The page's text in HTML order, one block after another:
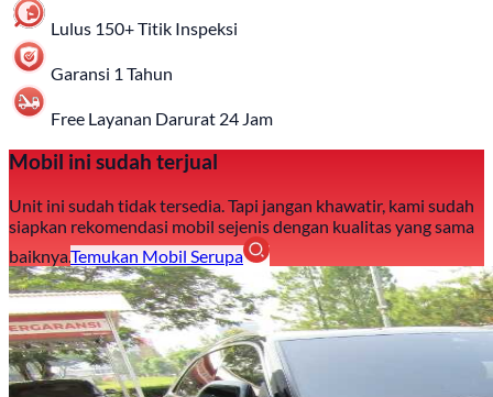
Lulus 150+ Titik Inspeksi
Garansi 1 Tahun
Free Layanan Darurat 24 Jam
Mobil ini sudah terjual
Unit ini sudah tidak tersedia. Tapi jangan khawatir, kami sudah
siapkan rekomendasi mobil sejenis dengan kualitas yang sama
baiknya.Temukan Mobil Serupa